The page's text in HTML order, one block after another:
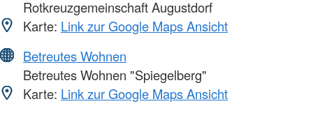
Rotkreuzgemeinschaft Augustdorf
Karte: Link zur Google Maps Ansicht
Betreutes Wohnen
Betreutes Wohnen "Spiegelberg"
Karte: Link zur Google Maps Ansicht